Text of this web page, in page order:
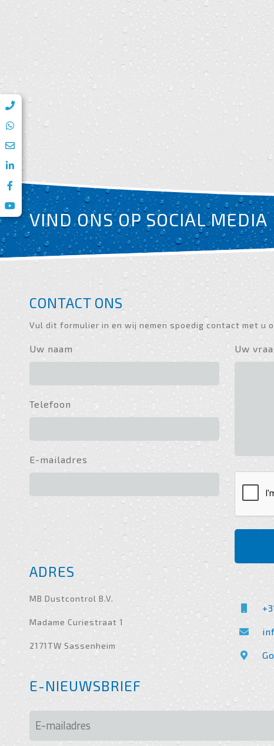
VIND ONS OP SOCIAL MEDIA
CONTACT ONS
Vul dit formulier in en wij nemen spoedig contact met u
Uw naam
Telefoon
E-mailadres
Uw
ADRES
MB Dustcontrol B.V.
Madame Curiestraat 1
2171TW Sassenheim